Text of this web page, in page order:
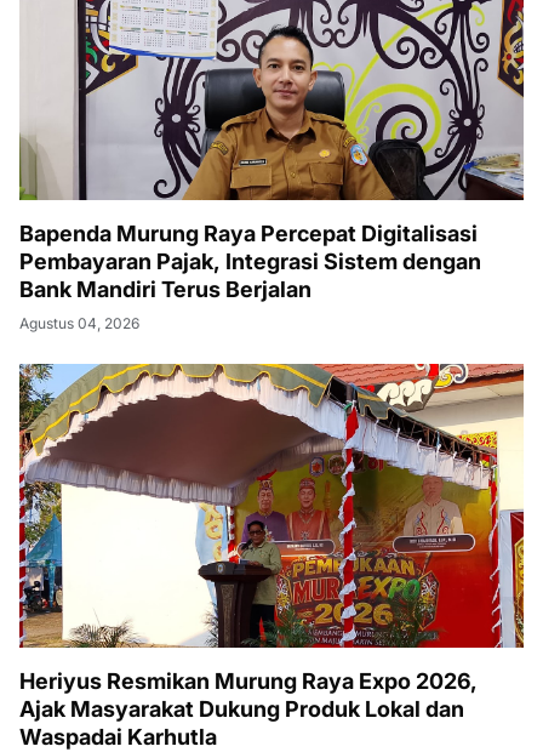
Bapenda Murung Raya Percepat Digitalisasi
Pembayaran Pajak, Integrasi Sistem dengan
Bank Mandiri Terus Berjalan
Agustus 04, 2026
Heriyus Resmikan Murung Raya Expo 2026,
Ajak Masyarakat Dukung Produk Lokal dan
Waspadai Karhutla